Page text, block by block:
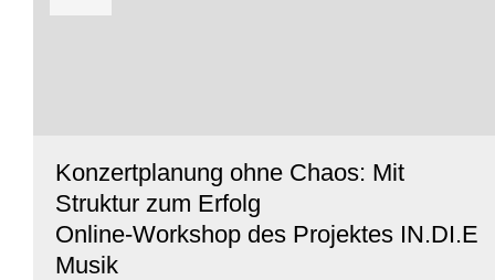
Konzertplanung ohne Chaos: Mit
Struktur zum Erfolg
Online-Workshop des Projektes IN.DI.E
Musik